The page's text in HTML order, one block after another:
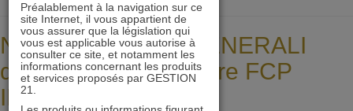
Nous remercions GENERALI
d’avoir référencé notre FCP
IMMOBILIER 21
Préalablement à la navigation sur ce
site Internet, il vous appartient de
vous assurer que la législation qui
vous est applicable vous autorise à
consulter ce site, et notamment les
informations concernant les produits
et services proposés par GESTION
21.